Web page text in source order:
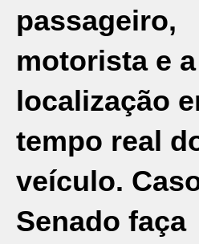
passageiro,
motorista e a
localização
tempo real
veículo.
Senado faça